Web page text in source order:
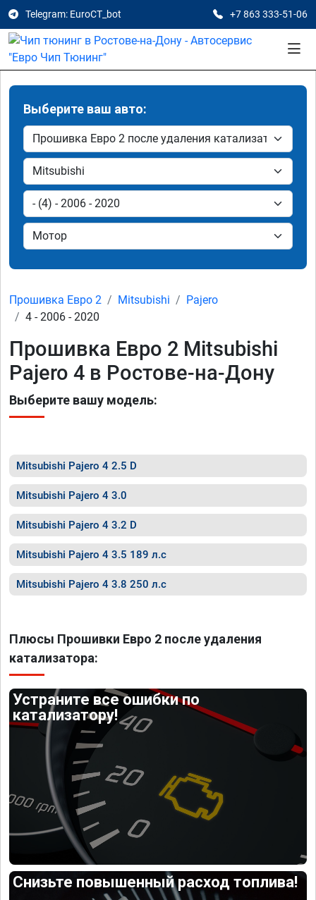
Telegram: EuroCT_bot +7 863 333-51-06
Выберите ваш авто:
Прошивка Евро 2 Mitsubishi
Pajero
4 - 2006 - 2020
Прошивка Евро 2 Mitsubishi
Pajero 4 в Ростове-на-Дону
Выберите вашу модель:
Mitsubishi Pajero 4 2.5 D
Mitsubishi Pajero 4 3.0
Mitsubishi Pajero 4 3.2 D
Mitsubishi Pajero 4 3.5 189 л.с
Mitsubishi Pajero 4 3.8 250 л.с
Плюсы Прошивки Евро 2 после удаления
катализатора:
Устраните все ошибки по
катализатору!
Снизьте повышенный расход топлива!